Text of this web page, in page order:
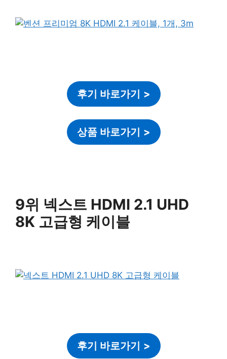
후기 바로가기 >
상품 바로가기 >
9위 넥스트 HDMI 2.1 UHD
8K 고급형 케이블
후기 바로가기 >